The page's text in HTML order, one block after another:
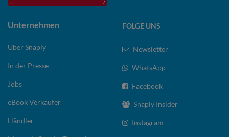
Unternehmen
Über Snaply
In der Presse
Jobs
eBook Verkäufer
Händler
FOLGE UNS
Newsletter
WhatsApp
Facebook
Snaply Insider
Instagram